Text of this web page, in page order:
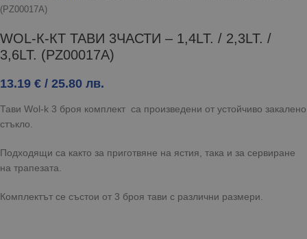
(PZ00017A)
WOL-К-КТ ТАВИ 3ЧАСТИ – 1,4LT. / 2,3LT. /
3,6LT. (PZ00017A)
13.19 € / 25.80 лв.
Тави Wol-k 3 броя комплект са произведени от устойчиво закалено
стъкло.
Подходящи са както за приготвяне на ястия, така и за сервиране
на трапезата.
Комплектът се състои от 3 броя тави с различни размери.